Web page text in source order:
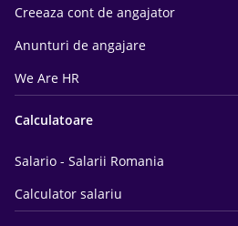
Creeaza cont de angajator
Anunturi de angajare
We Are HR
Calculatoare
Salario - Salarii Romania
Calculator salariu